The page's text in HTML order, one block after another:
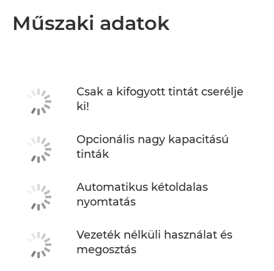
Műszaki adatok
Csak a kifogyott tintát cserélje
ki!
Opcionális nagy kapacitású
tinták
Automatikus kétoldalas
nyomtatás
Vezeték nélküli használat és
megosztás